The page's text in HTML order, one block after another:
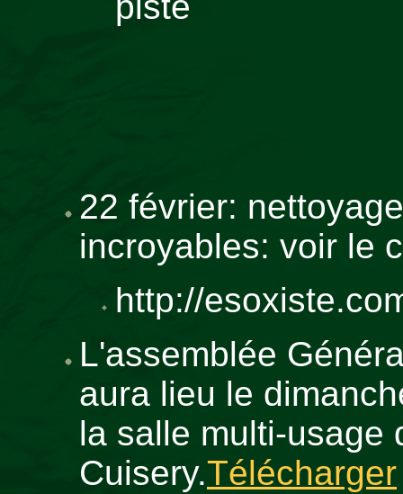
22 février:
incroyables: voir le
http://
L'assemblée
aura lieu le
la salle multi-usage
Cuisery.Télécharger